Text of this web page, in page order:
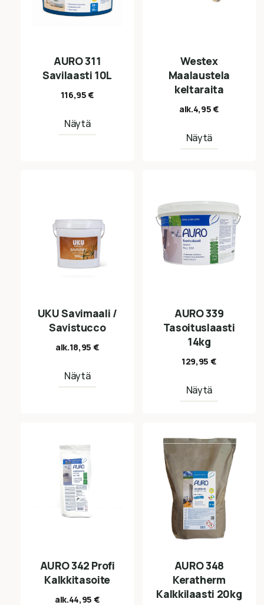
AURO 311
Savilaasti 10L
116,95€
Näytä
Westex
Maalaustela
keltaraita
alk.4,95€
Näytä
UKU Savimaali /
Savistucco
alk.18,95 €
Näytä
AURO 339
Tasoituslaasti
14kg
129,95 €
Näytä
AURO 342 Profi
Kalkkitasoite
alk.44,95 €
AURO 348
Keratherm
Kalkkilaasti 20kg